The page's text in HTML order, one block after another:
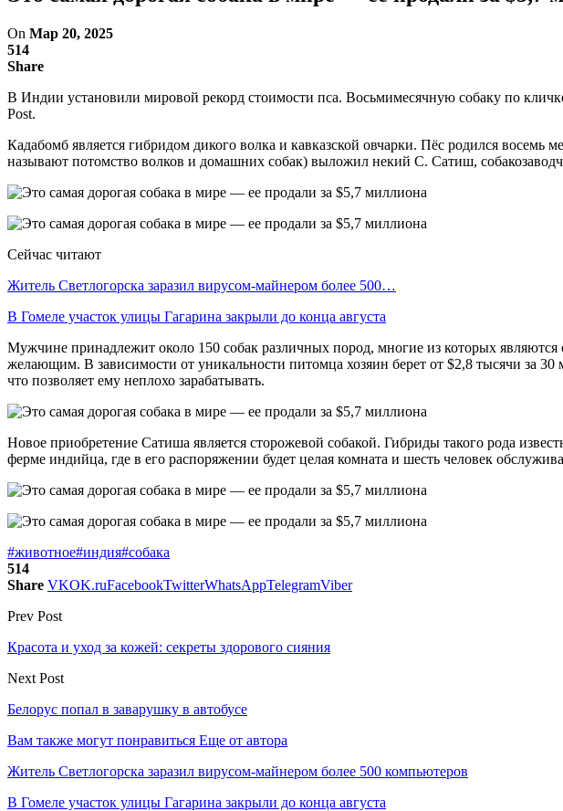
On Мар 20, 2025
514
Share
В Индии установили мировой рекорд стоимости пса. Восьмимесячную собаку по
Post.
Кадабомб является гибридом дикого волка и кавказской овчарки. Пёс родился
называют потомство волков и домашних собак) выложил некий С. Сатиш,
Сейчас читают
Житель Светлогорска заразил вирусом-майнером более 500…
В Гомеле участок улицы Гагарина закрыли до конца августа
Мужчине принадлежит около 150 собак различных пород, многие из которых
желающим. В зависимости от уникальности питомца хозяин берет от $2,8 тысячи за
что позволяет ему неплохо зарабатывать.
Новое приобретение Сатиша является сторожевой собакой. Гибриды такого рода
ферме индийца, где в его распоряжении будет целая комната и шесть человек
#животное#индия#собака
514
Share VKOK.ruFacebookTwitterWhatsAppTelegramViber
Prev Post
Красота и уход за кожей: секреты здорового сияния
Next Post
Белорус попал в заварушку в автобусе
Вам также могут понравиться Еще от автора
Житель Светлогорска заразил вирусом-майнером более 500 компьютеров
В Гомеле участок улицы Гагарина закрыли до конца августа